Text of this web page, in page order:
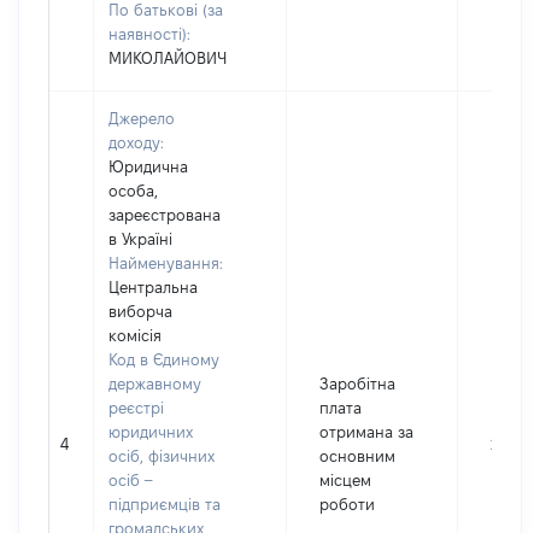
По батькові (за
наявності):
МИКОЛАЙОВИЧ
4
Джерело
доходу:
Юридична
особа,
зареєстрована
в Україні
Найменування:
Центральна
виборча
комісія
Код в Єдиному
державному
реєстрі
юридичних
осіб, фізичних
осіб –
підприємців та
громадських
Заробітна
плата
отримана за
основним
місцем
роботи
234140